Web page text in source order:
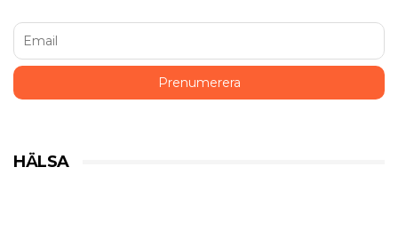
HÄLSA